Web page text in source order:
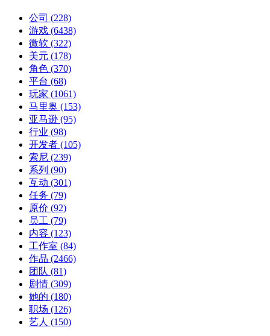
公司 (228)
游戏 (6438)
微软 (322)
美元 (178)
角色 (370)
平台 (68)
玩家 (1061)
马里奥 (153)
亚马逊 (95)
行业 (98)
开发者 (105)
索尼 (239)
系列 (90)
互动 (301)
任务 (79)
原价 (92)
员工 (79)
内容 (123)
工作室 (84)
作品 (2466)
团队 (81)
剧情 (309)
她的 (180)
职场 (126)
艺人 (150)